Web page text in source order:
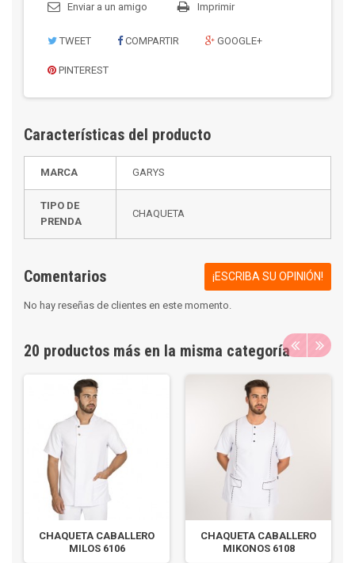
Enviar a un amigo Imprimir
TWEET COMPARTIR GOOGLE+
PINTEREST
Características del producto
MARCA GARYS
TIPO DE
PRENDA
CHAQUETA
Comentarios ¡ESCRIBA SU OPINIÓN!
No hay reseñas de clientes en este momento.
20 productos más en la misma categoría
CHAQUETA CABALLERO
MILOS 6106
CHAQUETA CABALLERO
MIKONOS 6108